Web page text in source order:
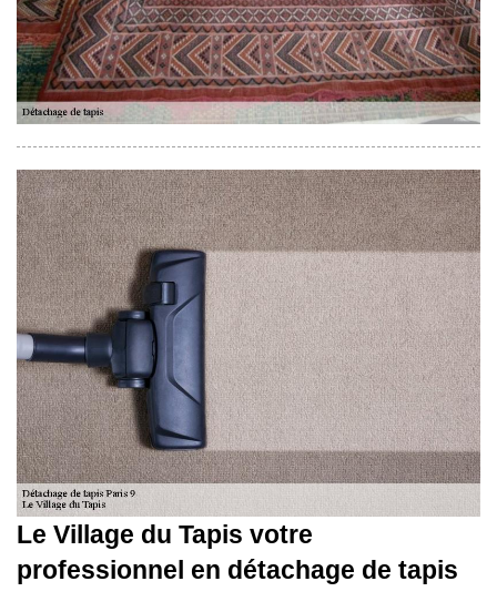
Le Village du Tapis votre
professionnel en détachage de tapis